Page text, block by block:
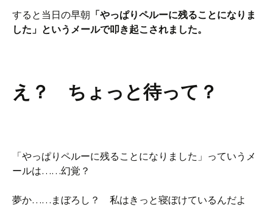
すると当日の早朝 「やっぱりペルーに残ることになりま
した」というメールで叩き起こされました。
え？ ちょっと待って？
「やっぱりペルーに残ることになりました」っていうメ
ールは……幻覚？
夢か……まぼろし？ 私はきっと寝ぼけているんだよ